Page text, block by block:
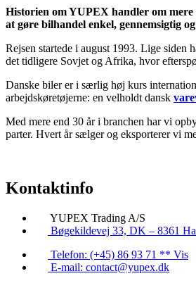
Historien om YUPEX handler om
at gøre bilhandel enkel, gennemsigtig
Rejsen startede i august 1993. Lige
det tidligere Sovjet og Afrika, hvor
Danske biler er i særlig høj kurs
arbejdskøretøjerne: en velholdt dansk
Med mere end 30 år i branchen har vi
parter. Hvert år sælger og eksporterer vi
Kontaktinfo
YUPEX Trading A/S
Bøgekildevej 33, DK – 8361
Telefon: (+45) 86 93 71 ** Vis
E-mail: contact@yupex.dk